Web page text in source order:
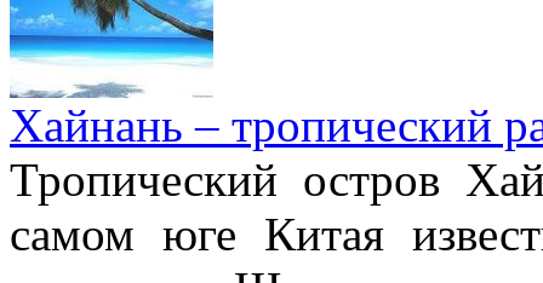
Хайнань – тропический
Тропический остров
самом юге Китая